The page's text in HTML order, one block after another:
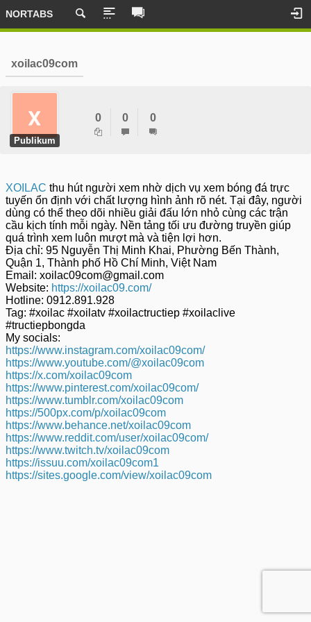
NORTABS
xoilac09com
Publikum
0 0 0
XOILAC thu hút người xem nhờ dịch vụ xem bóng đá trực
tuyến ổn định với chất lượng hình ảnh rõ nét. Tại đây, người
dùng có thể theo dõi nhiều giải đấu lớn nhỏ cùng các trận
cầu kịch tính mỗi ngày. Nền tảng tối ưu đường truyền giúp
quá trình xem luôn mượt mà và tiện lợi hơn.
Địa chỉ: 95 Nguyễn Thị Minh Khai, Phường Bến Thành,
Quận 1, Thành phố Hồ Chí Minh, Việt Nam
Email: xoilac09com@gmail.com
Website: https://xoilac09.com/
Hotline: 0912.891.928
Tag: #xoilac #xoilatv #xoilactructiep #xoilaclive
#tructiepbongda
My socials:
https://www.instagram.com/xoilac09com/
https://www.youtube.com/@xoilac09com
https://x.com/xoilac09com
https://www.pinterest.com/xoilac09com/
https://www.tumblr.com/xoilac09com
https://500px.com/p/xoilac09com
https://www.behance.net/xoilac09com
https://www.reddit.com/user/xoilac09com/
https://www.twitch.tv/xoilac09com
https://issuu.com/xoilac09com1
https://sites.google.com/view/xoilac09com